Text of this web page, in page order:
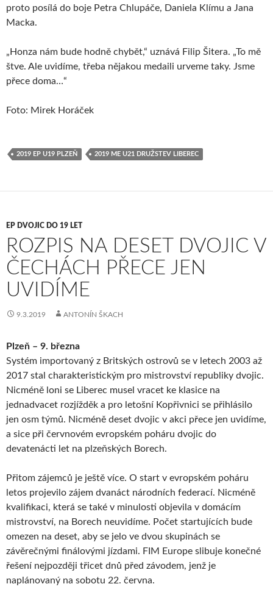
proto posílá do boje Petra Chlupáče, Daniela Klímu a Jana
Macka.
„Honza nám bude hodně chybět,“ uznává Filip Šitera. „To mě
štve. Ale uvidíme, třeba nějakou medaili urveme taky. Jsme
přece doma…“
Foto: Mirek Horáček
2019 EP U19 PLZEŇ 2019 ME U21 DRUŽSTEV LIBEREC
EP DVOJIC DO 19 LET
ROZPIS NA DESET DVOJIC V
ČECHÁCH PŘECE JEN
UVIDÍME
9.3.2019 ANTONÍN ŠKACH
Plzeň – 9. března
Systém importovaný z Britských ostrovů se v letech 2003 až
2017 stal charakteristickým pro mistrovství republiky dvojic.
Nicméně loni se Liberec musel vracet ke klasice na
jednadvacet rozjížděk a pro letošní Kopřivnici se přihlásilo
jen osm týmů. Nicméně deset dvojic v akci přece jen uvidíme,
a sice při červnovém evropském poháru dvojic do
devatenácti let na plzeňských Borech.
Přitom zájemců je ještě více. O start v evropském poháru
letos projevilo zájem dvanáct národních federací. Nicméně
kvalifikaci, která se také v minulosti objevila v domácím
mistrovství, na Borech neuvidíme. Počet startujících bude
omezen na deset, aby se jelo ve dvou skupinách se
závěrečnými finálovými jízdami. FIM Europe slibuje konečné
řešení nejpozději třicet dnů před závodem, jenž je
naplánovaný na sobotu 22. června.